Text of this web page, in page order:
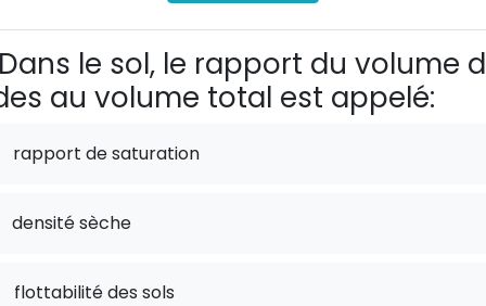
Dans le sol, le rapport du volume
au volume total est appelé:
rapport de saturation
densité sèche
flottabilité des sols